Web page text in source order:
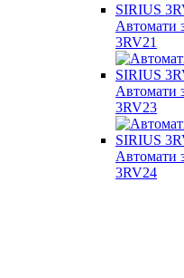
Автомати
3RV21
Автомати
3RV23
Автомати
3RV24